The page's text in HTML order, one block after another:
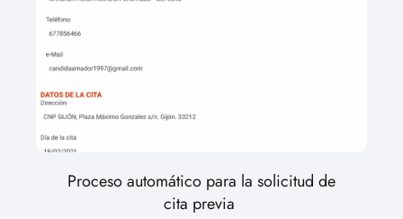
Proceso automático para la solicitud de
cita previa